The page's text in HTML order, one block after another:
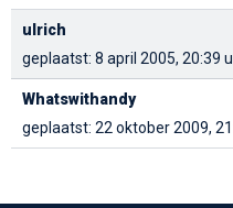
ulrich
geplaatst: 8 april 2005, 20:39
Whatswithandy
geplaatst: 22 oktober 2009,